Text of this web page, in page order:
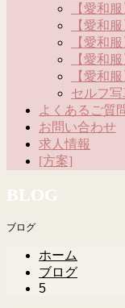
【愛和
【愛和
【愛和
【愛和
【愛和
セルフ
よくあるご質
お問い合わせ
求人情報
[方案]
BLOG
ブログ
ホーム
ブログ
5